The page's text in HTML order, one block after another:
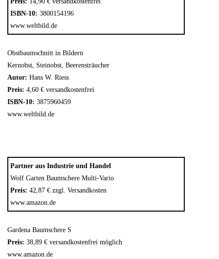
ISBN-10: 3800154196
www.weltbild.de
Obstbaumschnitt in Bildern
Kernobst, Steinobst, Beerensträucher
Autor: Hans W. Riess
Preis: 4,60 € versandkostenfrei
ISBN-10: 3875960459
www.weltbild.de
Partner aus Industrie und Handel
Wolf Garten Baumschere Multi-Vario
Preis: 42,87 € zzgl. Versandkosten
www.amazon.de
Gardena Baumschere S
Preis: 38,89 € versandkostenfrei möglich
www.amazon.de